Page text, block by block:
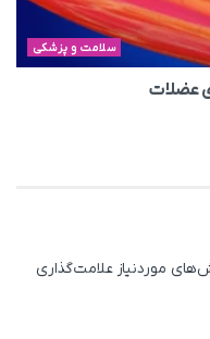
سلامت و پزشکی
عضلات
موردنیاز علامت‌گذاری